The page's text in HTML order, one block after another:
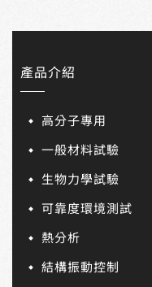
產品介紹
高分子專用
一般材料試驗
生物力學試驗
可靠度環境測試
熱分析
結構振動控制